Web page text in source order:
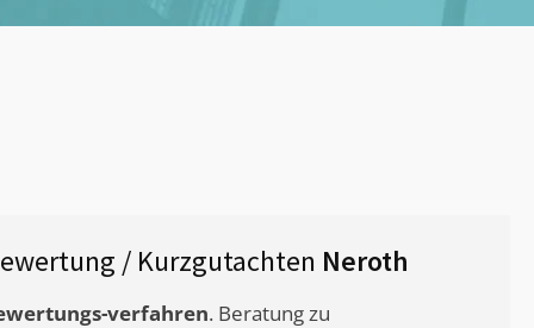
/ Kurzgutachten Neroth
verfahren. Beratung zu